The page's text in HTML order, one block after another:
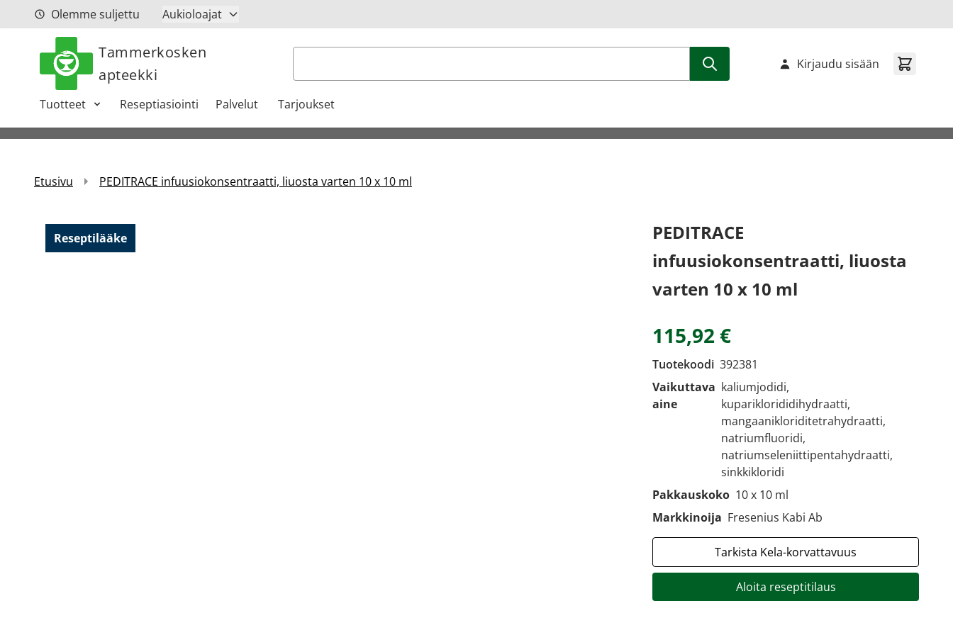
Siirry sisältöönOlemme suljettu Aukioloajat
Tammerkosken
apteekki
Haku
Tuotteet Reseptiasiointi Palvelut Tarjoukset
Kirjaudu sisään
Etusivu PEDITRACE infuusiokonsentraatti, liuosta varten 10 x 10 ml
Reseptilääke
PEDITRACE
infuusiokonsentraatti, liuosta
varten 10 x 10 ml
115,92 €
Tuotekoodi 392381
Vaikuttava
aine
kaliumjodidi,
kupariklorididihydraatti,
mangaanikloriditetrahydraatti,
natriumfluoridi,
natriumseleniittipentahydraatti,
sinkkikloridi
Pakkauskoko 10 x 10 ml
Markkinoija Fresenius Kabi Ab
Tarkista Kela-korvattavuus
Aloita reseptitilaus